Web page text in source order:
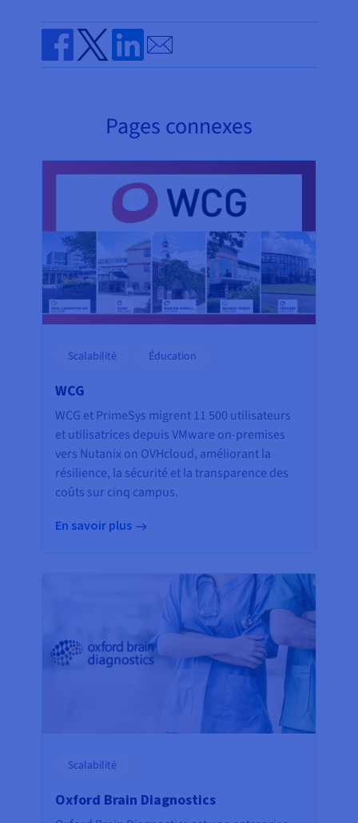
Share on Facebook
Share on Twitter
Share on Linkedin
Send by email
Pages connexes
Scalabilité Éducation
WCG
WCG et PrimeSys migrent 11 500 utilisateurs
et utilisatrices depuis VMware on-premises
vers Nutanix on OVHcloud, améliorant la
résilience, la sécurité et la transparence des
coûts sur cinq campus.
En savoir plus
Scalabilité
Oxford Brain Diagnostics